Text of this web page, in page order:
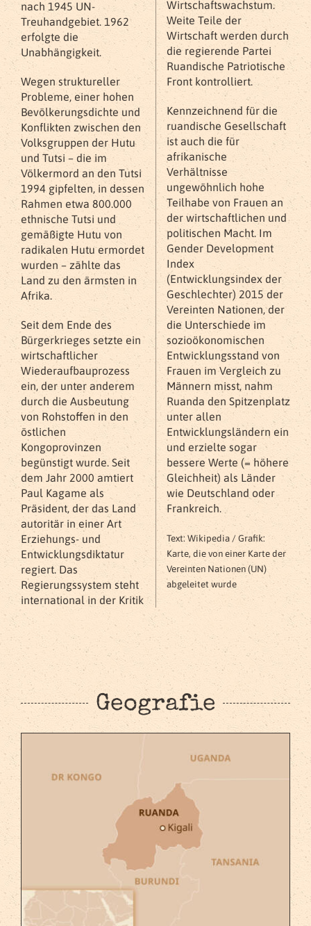
nach 1945 UN-
Treuhandgebiet. 1962
erfolgte die
Unabhängigkeit.
Wegen struktureller
Probleme, einer hohen
Bevölkerungsdichte und
Konflikten zwischen den
Volksgruppen der Hutu
und Tutsi – die im
Völkermord an den Tutsi
1994 gipfelten, in dessen
Rahmen etwa 800.000
ethnische Tutsi und
gemäßigte Hutu von
radikalen Hutu ermordet
wurden – zählte das
Land zu den ärmsten in
Afrika.
Seit dem Ende des
Bürgerkrieges setzte ein
wirtschaftlicher
Wiederaufbauprozess
ein, der unter anderem
durch die Ausbeutung
von Rohstoffen in den
östlichen
Kongoprovinzen
begünstigt wurde. Seit
dem Jahr 2000 amtiert
Paul Kagame als
Präsident, der das Land
autoritär in einer Art
Erziehungs- und
Entwicklungsdiktatur
regiert. Das
Regierungssystem steht
international in der Kritik
Wirtschaftswachstum.
Weite Teile der
Wirtschaft werden durch
die regierende Partei
Ruandische Patriotische
Front kontrolliert.
Kennzeichnend für die
ruandische Gesellschaft
ist auch die für
afrikanische
Verhältnisse
ungewöhnlich hohe
Teilhabe von Frauen an
der wirtschaftlichen und
politischen Macht. Im
Gender Development
Index
(Entwicklungsindex der
Geschlechter) 2015 der
Vereinten Nationen, der
die Unterschiede im
sozioökonomischen
Entwicklungsstand von
Frauen im Vergleich zu
Männern misst, nahm
Ruanda den Spitzenplatz
unter allen
Entwicklungsländern ein
und erzielte sogar
bessere Werte (= höhere
Gleichheit) als Länder
wie Deutschland oder
Frankreich.
Text: Wikipedia / Grafik:
Karte, die von einer Karte der
Vereinten Nationen (UN)
abgeleitet wurde
Geografie